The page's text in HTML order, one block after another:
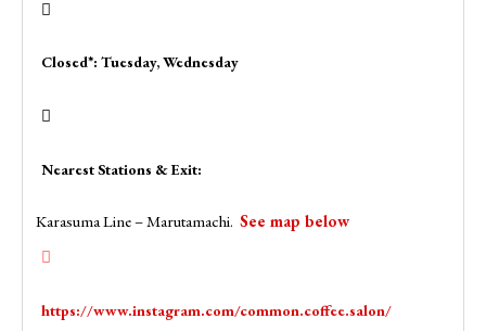
Closed*: Tuesday, Wednesday
Nearest Stations & Exit:
Karasuma Line – Marutamachi. See map below
https://www.instagram.com/common.coffee.salon/